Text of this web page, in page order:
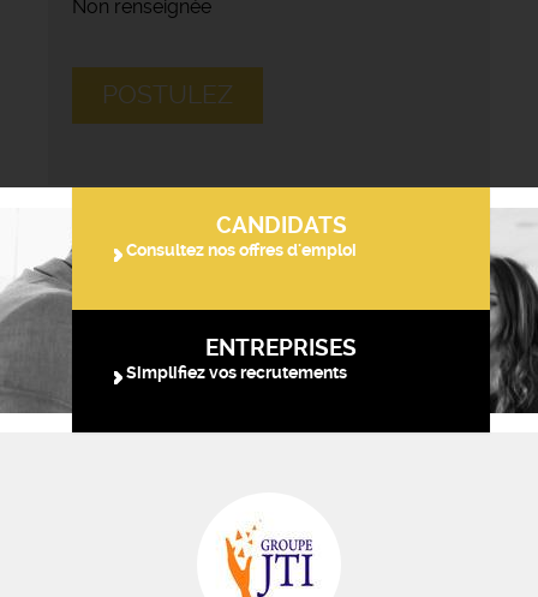
Non renseignée
POSTULEZ
CANDIDATS
Consultez nos offres d'emploi
ENTREPRISES
Simplifiez vos recrutements